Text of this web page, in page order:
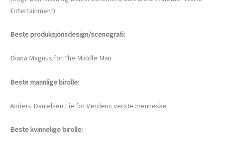
Entertainment)
Beste produksjonsdesign/scenografi:
Diana Magnus for The Middle Man
Beste mannlige birolle:
Anders Danielsen Lie for Verdens verste menneske
Beste kvinnelige birolle: